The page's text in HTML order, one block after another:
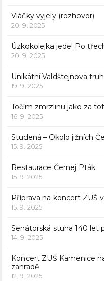
Vláčky vyjely (rozhovor)
20. 9. 2025
Úzkokolejka jede! Po
20. 9. 2025
Unikátní Valdštejnova
19. 9. 2025
Točím zmrzlinu jako za
16. 9. 2025
Studená – Okolo jižních
15. 9. 2025
Restaurace Černej Pták
15. 9. 2025
Příprava na koncert ZUŠ
15. 9. 2025
Senátorská stuha 140 let
14. 9. 2025
Koncert ZUŠ Kamenice
zahradě
12. 9. 2025